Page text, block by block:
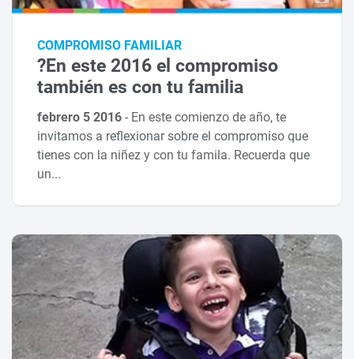
COMPROMISO FAMILIAR
?En este 2016 el compromiso
también es con tu familia
febrero 5 2016- En este comienzo de año, te
invitamos a reflexionar sobre el compromiso que
tienes con la niñez y con tu famila. Recuerda que
un...